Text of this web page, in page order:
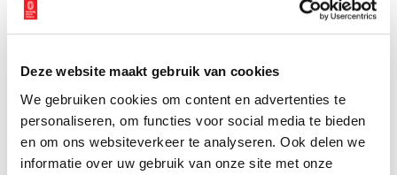
Deze website maakt gebruik van cookies
We gebruiken cookies om content en advertenties te
personaliseren, om functies voor social media te bieden
en om ons websiteverkeer te analyseren. Ook delen we
informatie over uw gebruik van onze site met onze
In de jaren ’70 waren ze daar plotseling. Met kale beschilderde
hoofden, zingend door de Amsterdamse straten: de Hare
Krishna’s. Wie waren deze aanhangers van Krishna en hoe
raakten ze in Amsterdam verzeild?